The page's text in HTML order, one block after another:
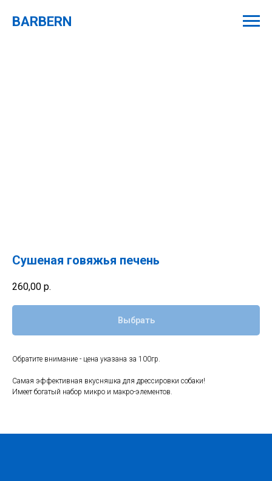
BARBERN
Сушеная говяжья печень
260,00 р.
Выбрать
Обратите внимание - цена указана за 100гр.
Самая эффективная вкусняшка для дрессировки собаки!
Имеет богатый набор микро и макро-элементов.